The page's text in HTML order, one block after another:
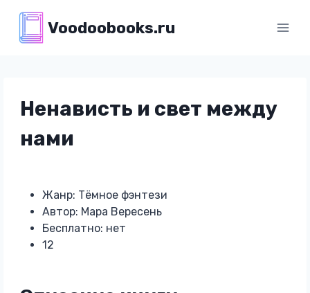
содержимому
Voodoobooks.ru
Ненависть и свет между
нами
Жанр: Тёмное фэнтези
Автор: Мара Вересень
Бесплатно: нет
12